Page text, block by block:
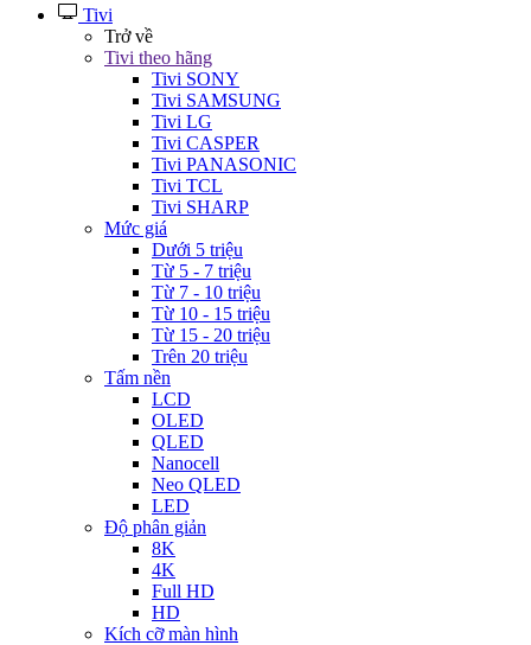
Tivi
Trở về
Tivi theo hãng
Tivi SONY
Tivi SAMSUNG
Tivi LG
Tivi CASPER
Tivi PANASONIC
Tivi TCL
Tivi SHARP
Mức giá
Dưới 5 triệu
Từ 5 - 7 triệu
Từ 7 - 10 triệu
Từ 10 - 15 triệu
Từ 15 - 20 triệu
Trên 20 triệu
Tấm nền
LCD
OLED
QLED
Nanocell
Neo QLED
LED
Độ phân giản
8K
4K
Full HD
HD
Kích cỡ màn hình